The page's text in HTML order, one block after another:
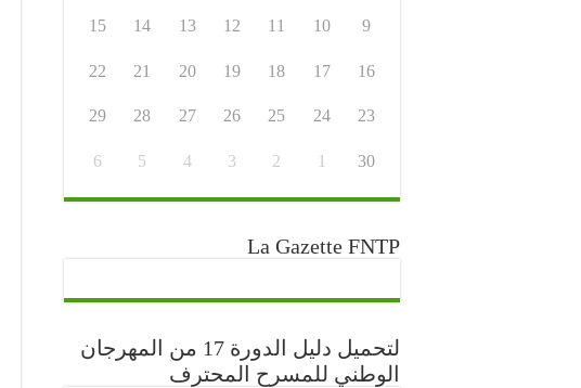
9
10
11
12
13
14
15
16
17
18
19
20
21
22
23
24
25
26
27
28
29
30
1
2
3
4
5
6
La Gazette FNTP
لتحميل دليل الدورة 17 من المهرجان
الوطني للمسرح المحترف